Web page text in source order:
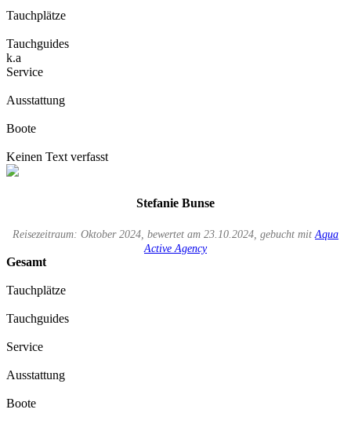
Tauchplätze
Tauchguides
k.a
Service
Ausstattung
Boote
Keinen Text verfasst
Stefanie Bunse
Reisezeitraum: Oktober 2024, bewertet am 23.10.2024, gebucht mit Aqua
Active Agency
Gesamt
Tauchplätze
Tauchguides
Service
Ausstattung
Boote